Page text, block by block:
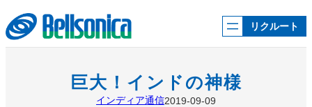
容
を
ス
リクルート
巨大！インドの神様
インディア通信2019-09-09